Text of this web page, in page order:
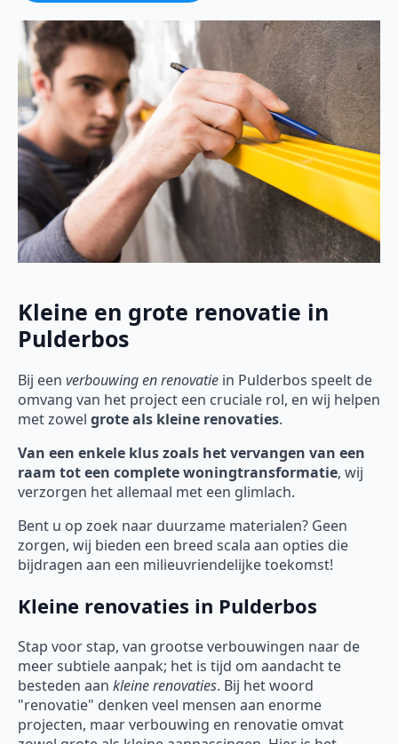
Kleine en grote renovatie in
Pulderbos
Bij een verbouwing en renovatie in Pulderbos speelt de
omvang van het project een cruciale rol, en wij helpen
met zowel grote als kleine renovaties.
Van een enkele klus zoals het vervangen van een
raam tot een complete woningtransformatie, wij
verzorgen het allemaal met een glimlach.
Bent u op zoek naar duurzame materialen? Geen
zorgen, wij bieden een breed scala aan opties die
bijdragen aan een milieuvriendelijke toekomst!
Kleine renovaties in Pulderbos
Stap voor stap, van grootse verbouwingen naar de
meer subtiele aanpak; het is tijd om aandacht te
besteden aan kleine renovaties. Bij het woord
"renovatie" denken veel mensen aan enorme
projecten, maar verbouwing en renovatie omvat